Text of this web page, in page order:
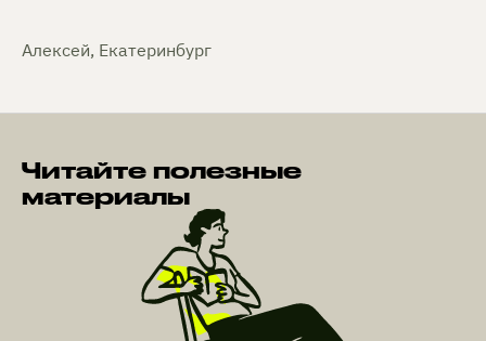
Алексей, Екатеринбург
Читайте полезные
материалы